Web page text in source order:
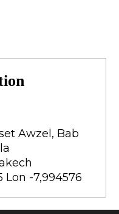
Awzel, Bab
Lon -7,994576